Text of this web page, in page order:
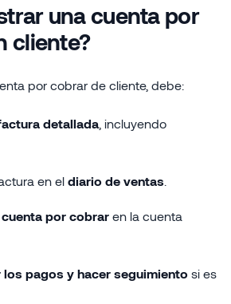
una cuenta por
cliente?
por cobrar de cliente, debe:
detallada , incluyendo
en el diario de ventas
por cobrar en la cuenta
los pagos y hacer seguimiento si es